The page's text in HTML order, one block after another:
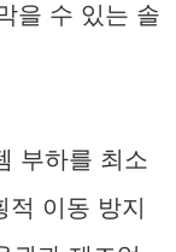
을 수 있는 솔
부하를 최소
이동 방지